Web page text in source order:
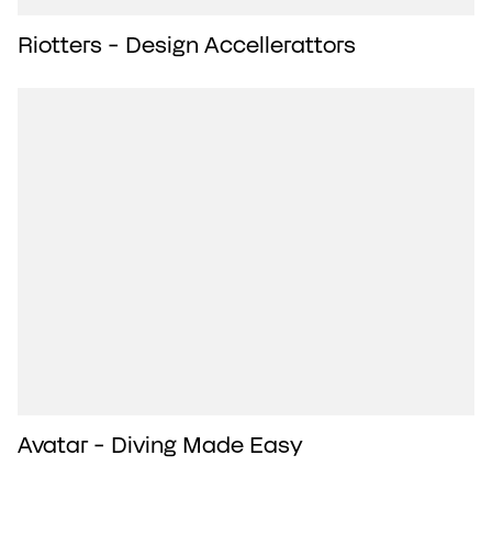
Riotters - Design Accellerattors
Avatar - Diving Made Easy